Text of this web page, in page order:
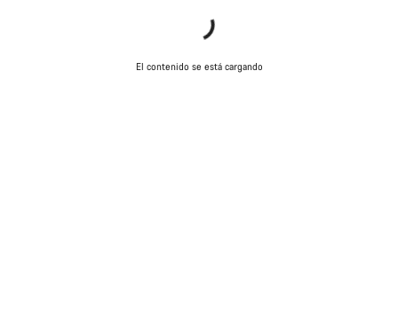
El contenido se está cargando